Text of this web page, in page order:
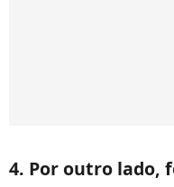
4. Por outro lado,